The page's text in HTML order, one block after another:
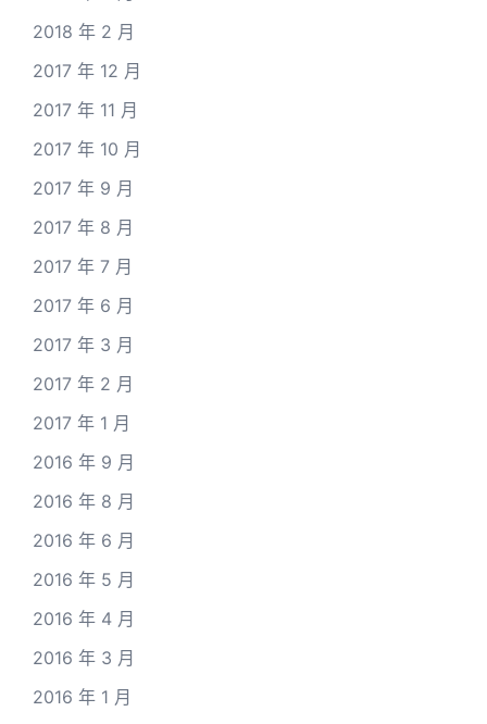
2018 年 2 月
2017 年 12 月
2017 年 11 月
2017 年 10 月
2017 年 9 月
2017 年 8 月
2017 年 7 月
2017 年 6 月
2017 年 3 月
2017 年 2 月
2017 年 1 月
2016 年 9 月
2016 年 8 月
2016 年 6 月
2016 年 5 月
2016 年 4 月
2016 年 3 月
2016 年 1 月